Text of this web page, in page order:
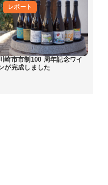
レポート
崎市市制100 周年記念ワイ
が完成しました